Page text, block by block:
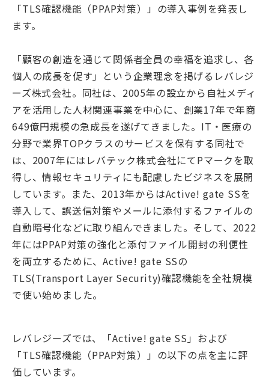
「TLS確認機能（PPAP対策）」の導入事例を発表し
ます。
「顧客の創造を通じて関係者全員の幸福を追求し、各
個人の成長を促す」という企業理念を掲げるレバレジ
ーズ株式会社。同社は、2005年の設立から自社メディ
アを活用した人材関連事業を中心に、創業17年で年商
649億円規模の急成長を遂げてきました。IT・医療の
分野で業界TOPクラスのサービスを保有する同社で
は、2007年にはレバテック株式会社にてPマークを取
得し、情報セキュリティにも配慮したビジネスを展開
しています。また、2013年からはActive! gate SSを
導入して、誤送信対策やメールに添付するファイルの
自動暗号化などに取り組んできました。そして、2022
年にはPPAP対策の強化と添付ファイル開封の利便性
を両立するために、Active! gate SSの
TLS(Transport Layer Security)確認機能を全社規模
で使い始めました。
レバレジーズでは、「Active! gate SS」および
「TLS確認機能（PPAP対策）」の以下の点を主に評
価しています。